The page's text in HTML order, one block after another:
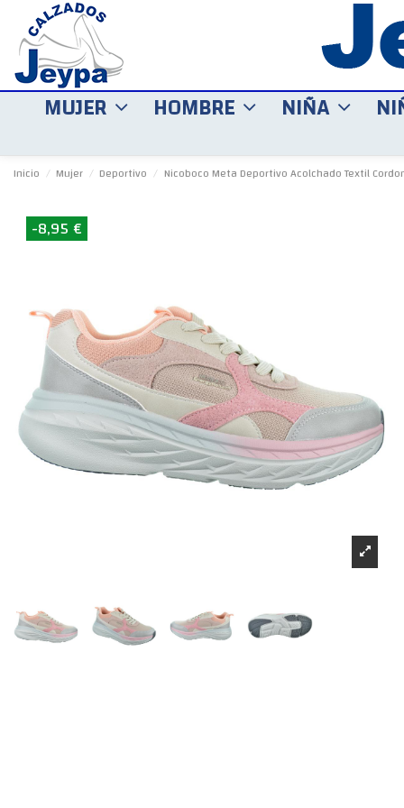
MUJER HOMBRE NIÑA
Inicio Mujer Deportivo Nicoboco Meta Deportivo Acolchado Textil
-8,95 €